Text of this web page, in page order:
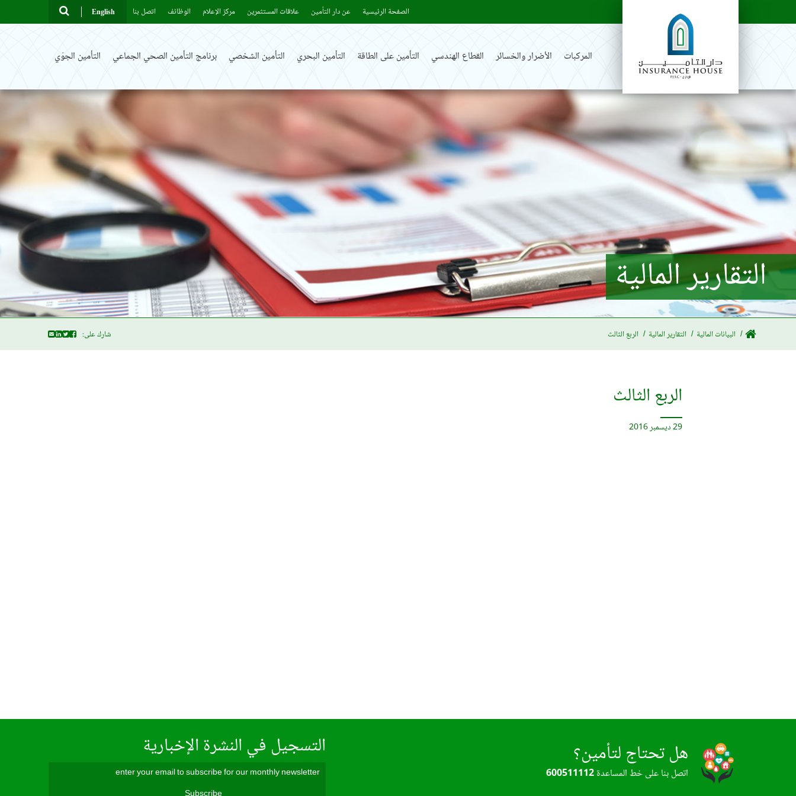
الصفحة الرئيسية عن دار التأمين علاقات المستثمرين مركز الإعلام الوظائف اتصل بنا English
المركبات الأضرار والخسائر القطاع الهندسي التأمين على الطاقة التأمين البحري التأمين الشخصي برنامج التأمين الصحي الجماعي التأمين الجوّي
التقارير المالية
البيانات المالية التقارير المالية الربع الثالث شارك على:
الربع الثالث
29 ديسمبر 2016
هل تحتاج لتأمين؟
اتصل بنا على خط المساعدة600511112
التسجيل في النشرة الإخبارية